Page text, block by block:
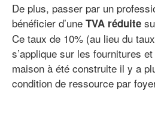
De plus, passer par un
bénéficier d’une TVA réduite
Ce taux de 10% (au lieu du
s’applique sur les fournitures
maison à été construite il y a
condition de ressource par